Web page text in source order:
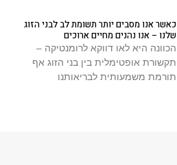
כאשר אנו מסבים יותר תשומת לב לבני הזוג
שלנו – אנו נהנים מחיים ארוכים
הכוונה היא לאו דווקא לרומנטיקה –
תקשורת אופטימלית בין בני הזוג אף
תורמת משמעותית לבריאותנו